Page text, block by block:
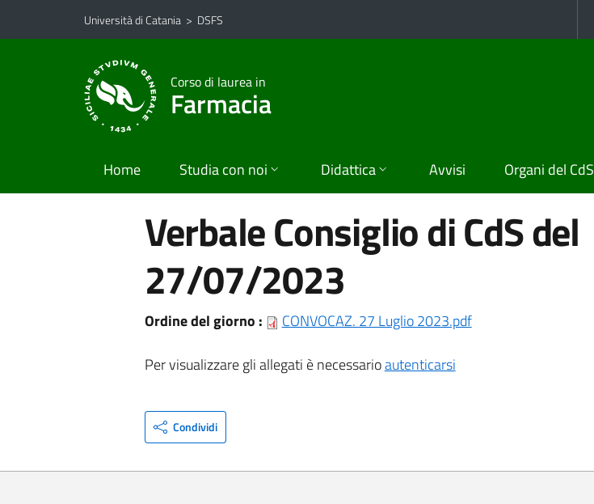
Vai al contenuto principale
Vai al menu di navigazione
Università di Catania > DSFS
Corso di laurea in
Farmacia
Home Studia con noi Didattica Avvisi Organi del CdS
Verbale Consiglio di CdS del
27/07/2023
Ordine del giorno :
CONVOCAZ. 27 Luglio 2023.pdf
Per visualizzare gli allegati è necessarioautenticarsi
Condividi